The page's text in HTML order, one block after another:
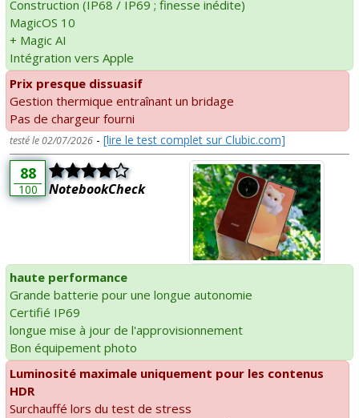
Construction (IP68 / IP69 ; finesse inédite)
MagicOS 10
+ Magic AI
Intégration vers Apple
Prix presque dissuasif
Gestion thermique entraînant un bridage
Pas de chargeur fourni
testé le 02/07/2026 - [lire le test complet sur Clubic.com]
88
100 NotebookCheck
haute performance
Grande batterie pour une longue autonomie
Certifié IP69
longue mise à jour de l'approvisionnement
Bon équipement photo
Luminosité maximale uniquement pour les contenus
HDR
Surchauffé lors du test de stress